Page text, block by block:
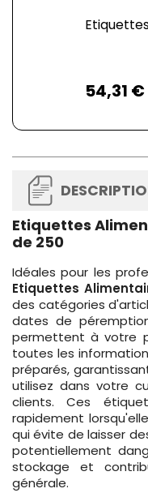
54,31 €
Etiquettes
de 250
Idéales pour les
Etiquettes
des catégories
dates de
permettent à votre
toutes les
préparés,
utilisez dans votre
clients. Ces
rapidement
qui évite de laisser
potentiellement
stockage et
générale.